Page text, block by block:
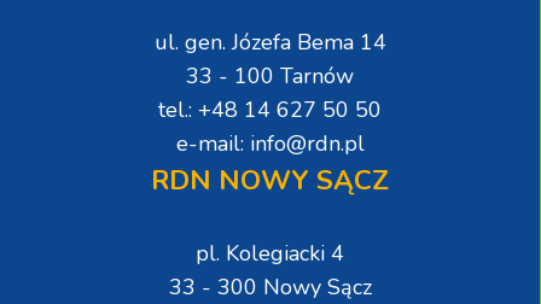
ul. gen. Józefa Bema 14
33 - 100 Tarnów
tel.: +48 14 627 50 50
e-mail: info@rdn.pl
RDN NOWY SĄCZ
pl. Kolegiacki 4
33 - 300 Nowy Sącz